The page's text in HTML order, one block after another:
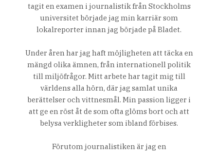
tagit en examen i journalistik från Stockholms
universitet började jag min karriär som
lokalreporter innan jag började på Bladet.
Under åren har jag haft möjligheten att täcka en
mängd olika ämnen, från internationell politik
till miljöfrågor. Mitt arbete har tagit mig till
världens alla hörn, där jag samlat unika
berättelser och vittnesmål. Min passion ligger i
att ge en röst åt de som ofta glöms bort och att
belysa verkligheter som ibland förbises.
Förutom journalistiken är jag en